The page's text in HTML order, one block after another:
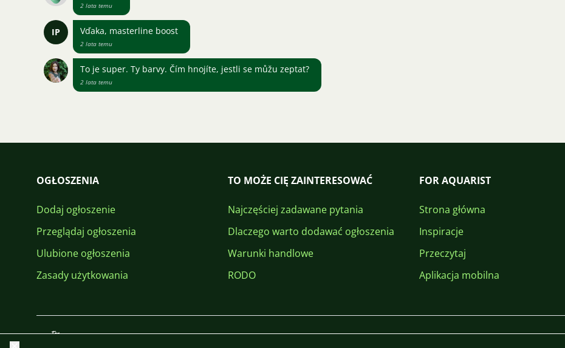
2 lata temu
IP Vďaka, masterline boost
2 lata temu
To je super. Ty barvy. Čím hnojíte, jestli se můžu zeptat?
2 lata temu
OGŁOSZENIA
Dodaj ogłoszenie
Przeglądaj ogłoszenia
Ulubione ogłoszenia
Zasady użytkowania
TO MOŻE CIĘ ZAINTERESOWAĆ
Najczęściej zadawane pytania
Dlaczego warto dodawać ogłoszenia
Warunki handlowe
RODO
FOR AQUARIST
Strona główna
Inspiracje
Przeczytaj
Aplikacja mobilna